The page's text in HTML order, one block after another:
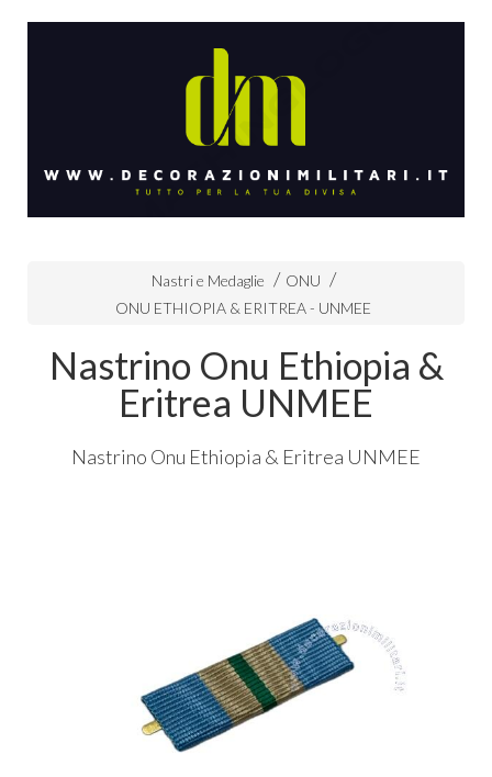
Nastri e Medaglie
ONU
ONU ETHIOPIA & ERITREA - UNMEE
Nastrino Onu Ethiopia &
Eritrea UNMEE
Nastrino Onu Ethiopia & Eritrea UNMEE